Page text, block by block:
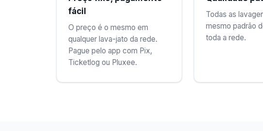
fácil
O preço é o mesmo em
qualquer lava-jato da rede.
Pague pelo app com Pix,
Ticketlog ou Pluxee.
Todas as
mesmo padrão
toda a rede.